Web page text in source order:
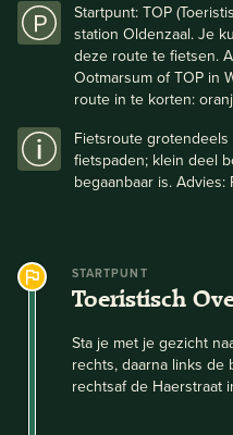
Startpunt: TOP
station Oldenzaal. Je
deze route te fietsen.
Ootmarsum of TOP in
route in te korten:
Fietsroute
fietspaden; klein deel
begaanbaar is.
STARTPUNT
Toeristisch
Sta je met je gezicht
rechts, daarna links de
rechtsaf de Haerstraat